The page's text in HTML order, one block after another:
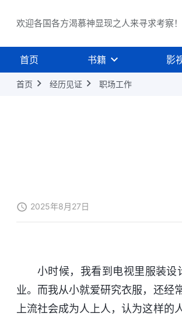
欢迎各国各方渴慕神显现之人来寻求考察！
首页 书籍 影
首页 经历见证 职场工作
2025年8月27日
小时候，我看到电视里服装
业。而我从小就爱研究衣服，还经
上流社会成为人上人，认为这样